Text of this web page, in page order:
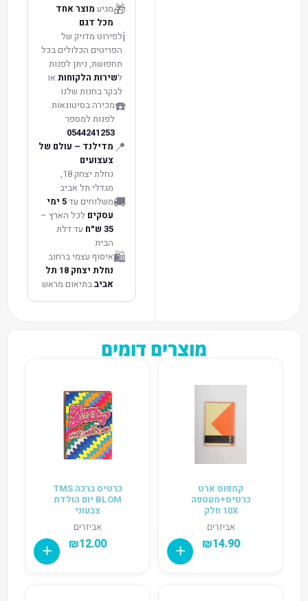
🎁מגיע מוצר אחד
מכל דגם
ℹ️לפירוט מדויק של
הפריטים הכלולים בכל
תחפושת, ניתן לפנות
לשירות הלקוחות או
לבקר בחנות שלנו
☎️מכירה בסיטונאות
לפנות למספר
0544241253
📍 מדילנד – עולם של
צעצועים
נחלת יצחק 18,
מגדלי תל אביב
🚚משלוחים עד 5 ימי
עסקים לכל הארץ –
35 ש״ח
עד דלת
הבית
🛍️איסוף עצמי ברחוב
נחלת יצחק 18 תל
אביבבתיאום מראש
מוצרים דומים
קמפוס ארט
כרטיס+מעטפה
10X חלק
אביזרים
₪14.90
כרטיס ברכה TMS
BLOM יום הולדת
צבעוני
אביזרים
₪12.00